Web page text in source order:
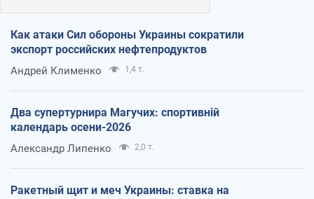
Как атаки Сил обороны Украины сократили
экспорт российских нефтепродуктов
Андрей Клименко 1,4 т.
Два супертурнира Магучих: спортивній
календарь осени-2026
Александр Липенко 2,0 т.
Ракетный щит и меч Украины: ставка на